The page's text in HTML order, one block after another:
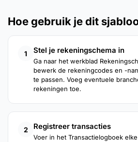
Hoe gebruik je dit
1 Stel je rekeningschema in
Ga naar het werkblad
bewerk de rekeningcodes en -
te passen. Voeg eventuele
rekeningen toe.
2 Registreer transacties
Voer in het Transactielogboek